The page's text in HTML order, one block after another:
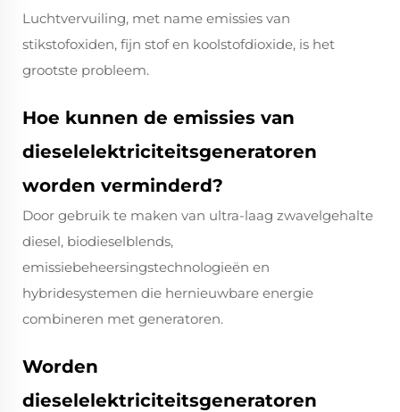
Luchtvervuiling, met name emissies van
stikstofoxiden, fijn stof en koolstofdioxide, is het
grootste probleem.
Hoe kunnen de emissies van
dieselelektriciteitsgeneratoren
worden verminderd?
Door gebruik te maken van ultra-laag zwavelgehalte
diesel, biodieselblends,
emissiebeheersingstechnologieën en
hybridesystemen die hernieuwbare energie
combineren met generatoren.
Worden
dieselelektriciteitsgeneratoren